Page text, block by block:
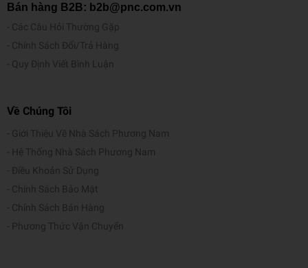
Bán hàng B2B: b2b@pnc.com.vn
Các Câu Hỏi Thường Gặp
Chính Sách Đổi/Trả Hàng
Quy Định Viết Bình Luận
Về Chúng Tôi
Giới Thiệu Về Nhà Sách Phương Nam
Hệ Thống Nhà Sách Phương Nam
Điều Khoản Sử Dụng
Chính Sách Bảo Mật
Chính Sách Bán Hàng
Phương Thức Vận Chuyển